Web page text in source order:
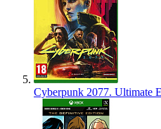
Cyberpunk 2077. Ultimate